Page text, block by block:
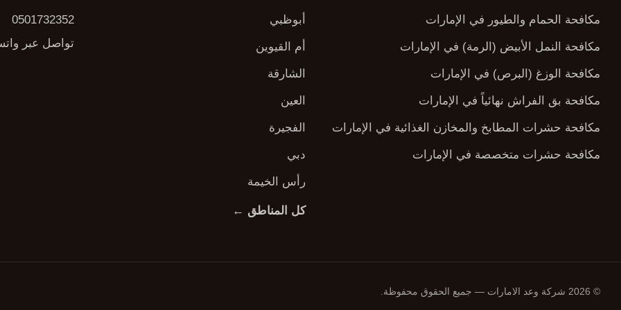
مكافحة الحمام والطيور في الإمارات
مكافحة النمل الأبيض (الرمة) في الإمارات
مكافحة الوزغ (البرص) في الإمارات
مكافحة بق الفراش نهائياً في الإمارات
مكافحة حشرات المطابخ والمخازن الغذائية في الإمارات
مكافحة حشرات متخصصة في الإمارات
أبوظبي
أم القيوين
الشارقة
العين
الفجيرة
دبي
رأس الخيمة
كل المناطق ←
0501732352
تواصل عبر
© 2026 شركة وعد الامارات — جميع الحقوق محفوظة.